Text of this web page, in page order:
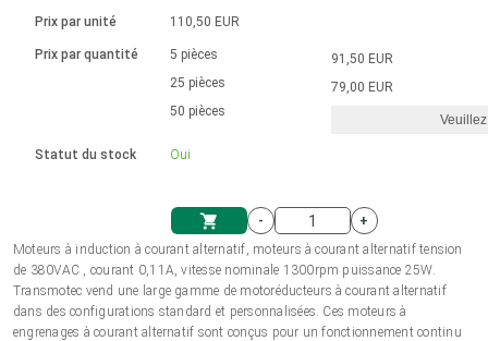
Système d'unité
Panier
Solénoïdes
Ø 28-42| 1-1400 rpm | <= 290Ncm
Contrôleur de moteur CC sans
Pilotes de moteurs à courant
continu à balais série DPWM
Pilotes de moteur pas à pas
Synchrone-Asynchrone | pour 1-4 actionneurs
Boîtes de contrôle
Synchrone-Asynchrone | pour 1-4 actionneurs
Français (EUR)
Polski (EUR)
Norsk (NOK)
Prix par unité
Prix par quantité
Statut du stock
110,50 EUR
5 pièces
25 pièces
50 pièces
Oui
91,50 EUR
79,00 EUR
-
+
Moteurs à induction à courant alternatif, moteurs à courant alternatif tension
de 380VAC , courant 0,11A, vitesse nominale 1300rpm puissance 25W.
Transmotec vend une large gamme de motoréducteurs à courant alternatif
dans des configurations standard et personnalisées. Ces moteurs à
engrenages à courant alternatif sont conçus pour un fonctionnement continu